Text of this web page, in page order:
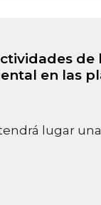
de
en las
lugar